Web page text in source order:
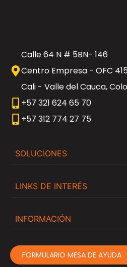
Calle 64 N # 5BN- 146
Centro Empresa - OFC
Cali - Valle del Cauca,
+57 321 624 65 70
+57 312 774 27 75
SOLUCIONES
LINKS DE INTERÉS
INFORMACIÓN
FORMULARIO MESA DE AYUDA